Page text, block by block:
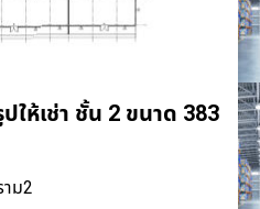
ให้เช่า ชั้น 2 ขนาด 383
ม2